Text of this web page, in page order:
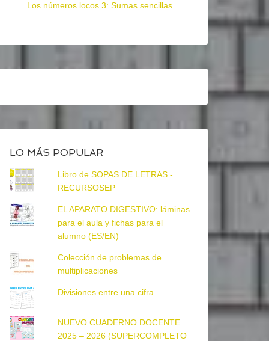
Los números locos 3: Sumas sencillas
LO MÁS POPULAR
Libro de SOPAS DE LETRAS -
RECURSOSEP
EL APARATO DIGESTIVO: láminas
para el aula y fichas para el
alumno (ES/EN)
Colección de problemas de
multiplicaciones
Divisiones entre una cifra
NUEVO CUADERNO DOCENTE
2025 – 2026 (SUPERCOMPLETO